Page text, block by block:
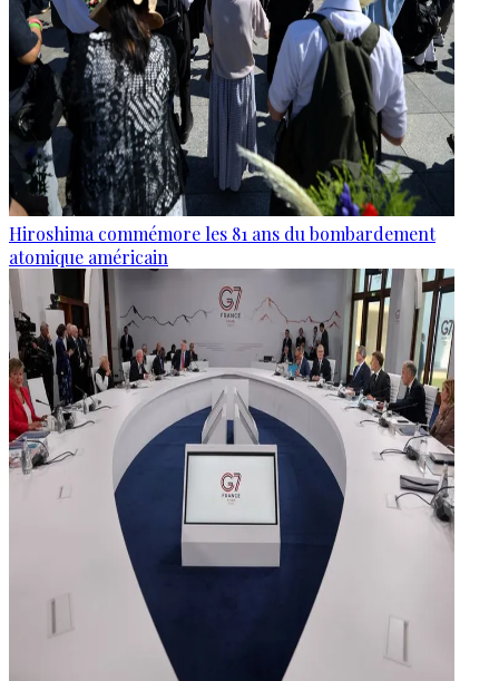
Hiroshima commémore les 81 ans du bombardement
atomique américain